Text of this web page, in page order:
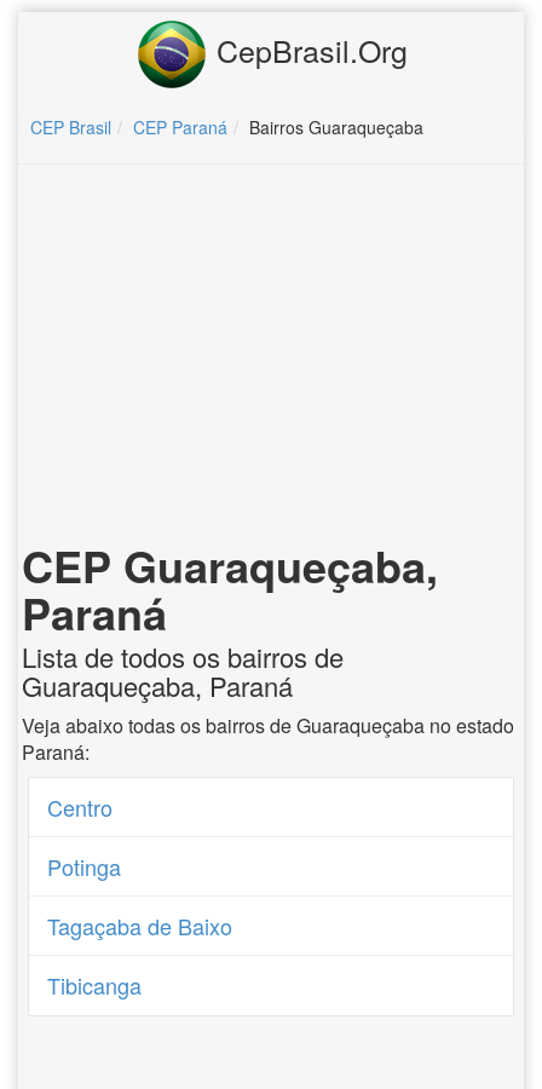
CepBrasil.Org
CEP Brasil CEP Paraná Bairros Guaraqueçaba
CEP Guaraqueçaba,
Paraná
Lista de todos os bairros de
Guaraqueçaba, Paraná
Veja abaixo todas os bairros de Guaraqueçaba no estado
Paraná:
Centro
Potinga
Tagaçaba de Baixo
Tibicanga